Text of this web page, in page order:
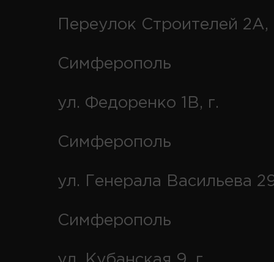
Переулок Строителей 2А,
Симферополь
ул. Федоренко 1В, г.
Симферополь
ул. Генерала Васильева
Симферополь